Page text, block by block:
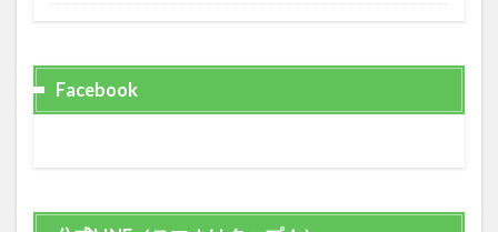
Facebook